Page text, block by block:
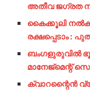
അതീവ ജഗ്രത
കൈക്കൂലി
രക്ഷപ്പെടാം :
ബംഗളുരുവിൽ
മാനേജ്‌മെന്റ്
ക്വാറന്റൈൻ